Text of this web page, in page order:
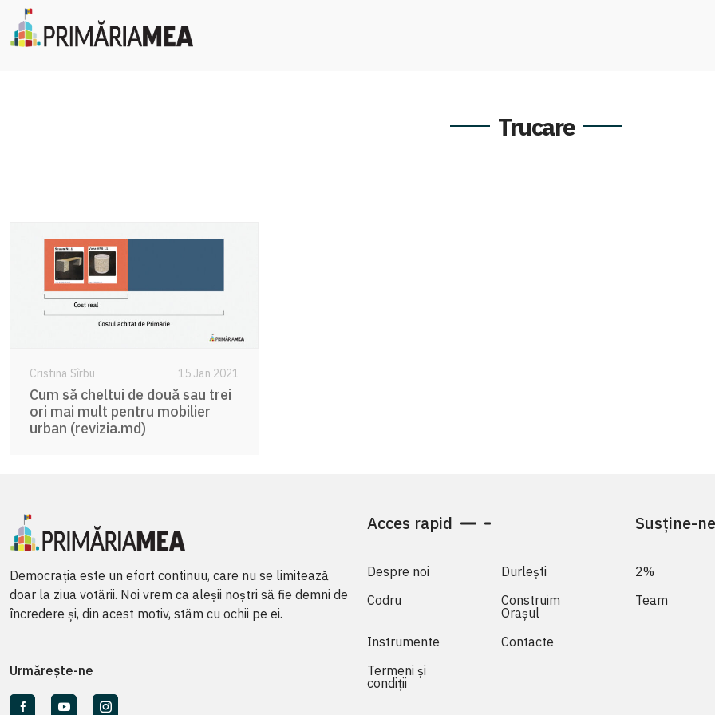
Trucare
Cristina Sîrbu 15 Jan 2021
Cum să cheltui de două sau trei
ori mai mult pentru mobilier
urban (revizia.md)
Democrația este un efort continuu, care nu se limitează
doar la ziua votării. Noi vrem ca aleșii noștri să fie demni de
încredere și, din acest motiv, stăm cu ochii pe ei.
Urmărește-ne
Acces rapid
Despre noi
Durlești
Codru
Construim
Orașul
Instrumente
Contacte
Termeni și
condiții
Susține-ne
2%
Team